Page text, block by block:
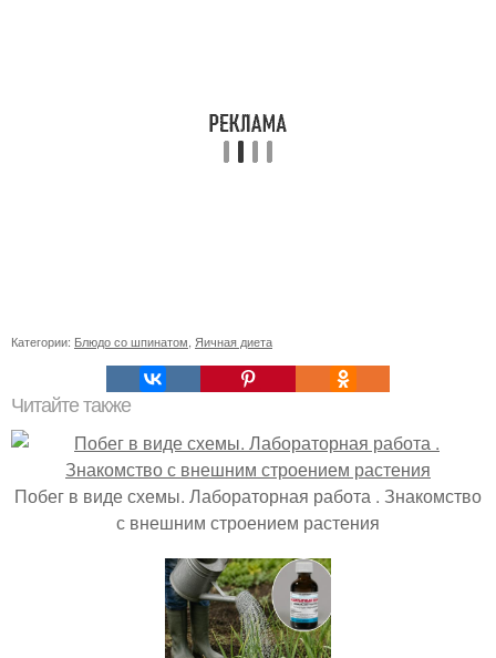
Категории: Блюдо со шпинатом Яичная диета
Читайте также
Побег в виде схемы. Лабораторная работа . Знакомство
с внешним строением растения